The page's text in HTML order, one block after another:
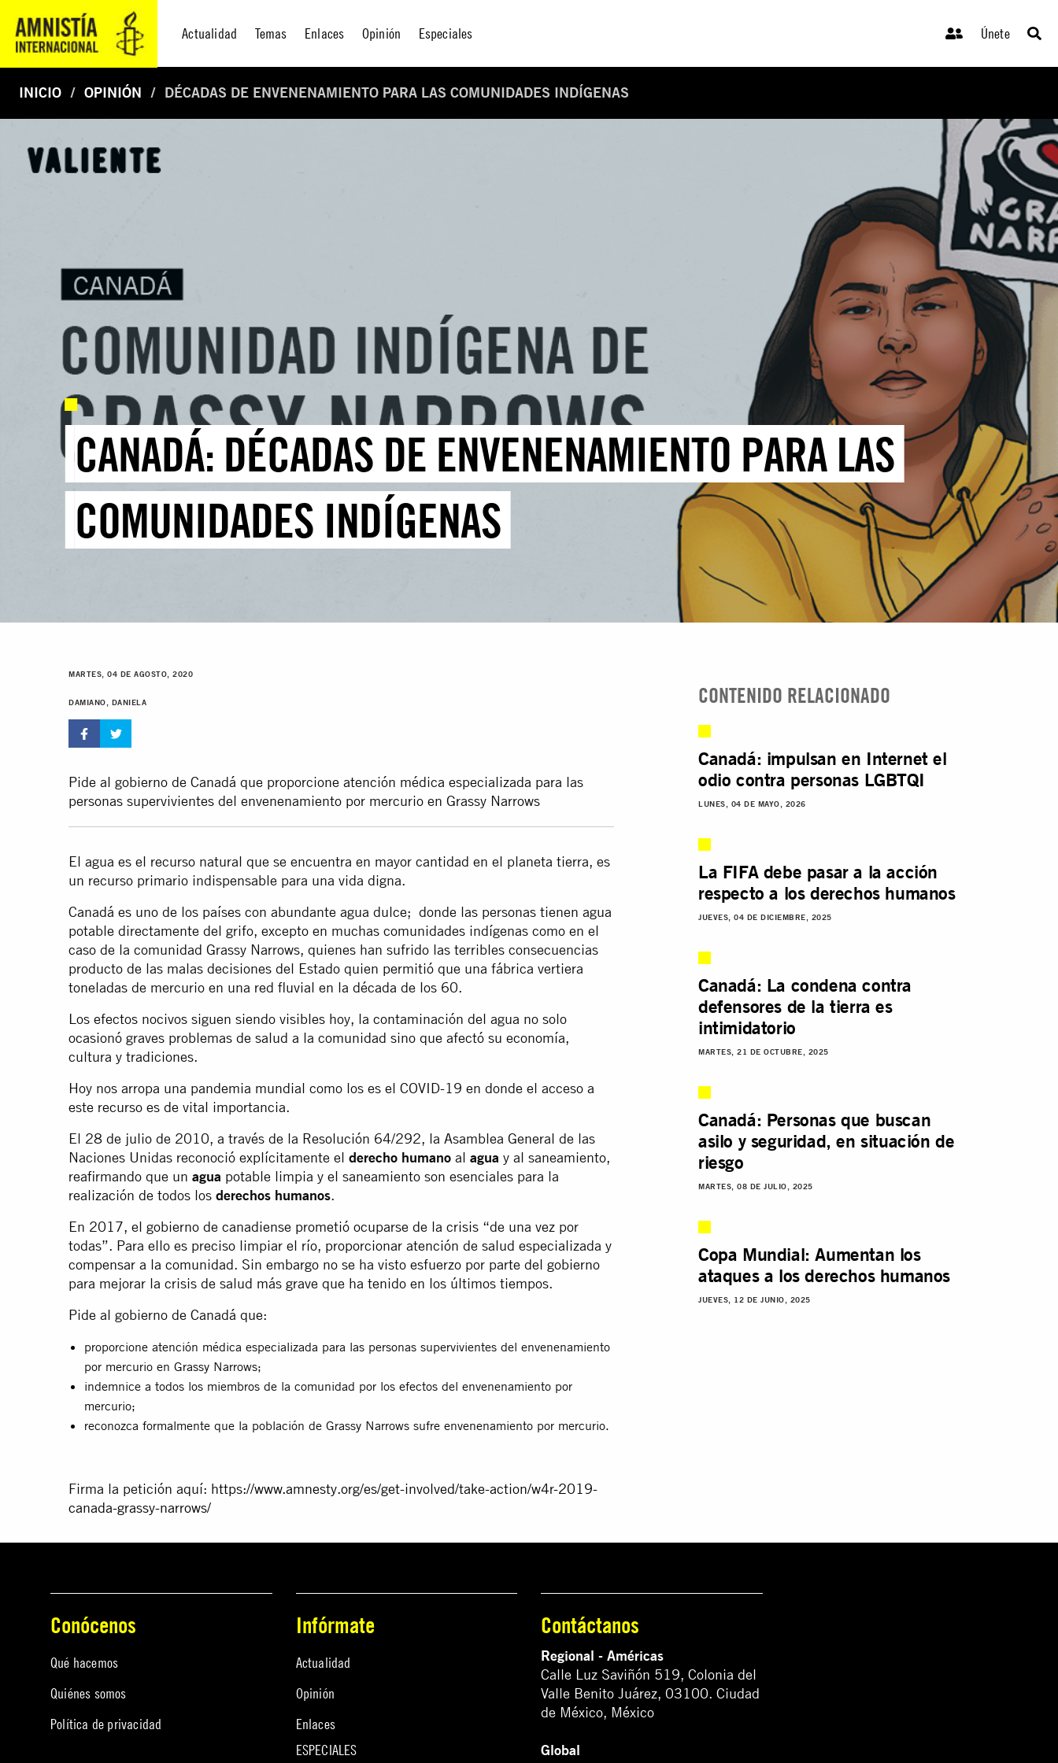
Actualidad Temas Enlaces Opinión Especiales Únete
INICIO OPINIÓN DÉCADAS DE ENVENENAMIENTO PARA LAS COMUNIDADES INDÍGENAS
CANADÁ: DÉCADAS DE ENVENENAMIENTO PARA LAS
COMUNIDADES INDÍGENAS
MARTES, 04 DE AGOSTO, 2020
DAMIANO, DANIELA
Pide al gobierno de Canadá que proporcione atención médica especializada para las
personas supervivientes del envenenamiento por mercurio en Grassy Narrows
El agua es el recurso natural que se encuentra en mayor cantidad en el planeta tierra, es
un recurso primario indispensable para una vida digna.
Canadá es uno de los países con abundante agua dulce; donde las personas tienen agua
potable directamente del grifo, excepto en muchas comunidades indígenas como en el
caso de la comunidad Grassy Narrows, quienes han sufrido las terribles consecuencias
producto de las malas decisiones del Estado quien permitió que una fábrica vertiera
toneladas de mercurio en una red fluvial en la década de los 60.
Los efectos nocivos siguen siendo visibles hoy, la contaminación del agua no solo
ocasionó graves problemas de salud a la comunidad sino que afectó su economía,
cultura y tradiciones.
Hoy nos arropa una pandemia mundial como los es el COVID-19 en donde el acceso a
este recurso es de vital importancia.
El 28 de julio de 2010, a través de la Resolución 64/292, la Asamblea General de las
Naciones Unidas reconoció explícitamente el derecho humano al agua y al saneamiento,
reafirmando que un agua potable limpia y el saneamiento son esenciales para la
realización de todos los derechos humanos.
En 2017, el gobierno de canadiense prometió ocuparse de la crisis “de una vez por
todas”. Para ello es preciso limpiar el río, proporcionar atención de salud especializada y
compensar a la comunidad. Sin embargo no se ha visto esfuerzo por parte del gobierno
para mejorar la crisis de salud más grave que ha tenido en los últimos tiempos.
Pide al gobierno de Canadá que:
proporcione atención médica especializada para las personas supervivientes del envenenamiento
por mercurio en Grassy Narrows;
indemnice a todos los miembros de la comunidad por los efectos del envenenamiento por
mercurio;
reconozca formalmente que la población de Grassy Narrows sufre envenenamiento por mercurio.
Firma la petición aquí: https://www.amnesty.org/es/get-involved/take-action/w4r-2019-
canada-grassy-narrows/
CONTENIDO RELACIONADO
Canadá: impulsan en Internet el
odio contra personas LGBTQI
LUNES, 04 DE MAYO, 2026
La FIFA debe pasar a la acción
respecto a los derechos humanos
JUEVES, 04 DE DICIEMBRE, 2025
Canadá: La condena contra
defensores de la tierra es
intimidatorio
MARTES, 21 DE OCTUBRE, 2025
Canadá: Personas que buscan
asilo y seguridad, en situación de
riesgo
MARTES, 08 DE JULIO, 2025
Copa Mundial: Aumentan los
ataques a los derechos humanos
JUEVES, 12 DE JUNIO, 2025
Conócenos
Qué hacemos
Quiénes somos
Política de privacidad
Infórmate
Actualidad
Opinión
Enlaces
ESPECIALES
Contáctanos
Regional - Américas
Calle Luz Saviñón 519, Colonia del
Valle Benito Juárez, 03100. Ciudad
de México, México
Global